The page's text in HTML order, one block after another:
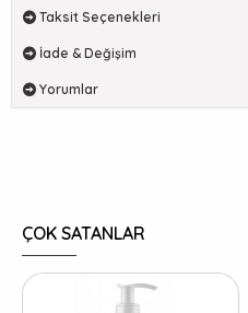
Taksit Seçenekleri
İade & Değişim
Yorumlar
ÇOK SATANLAR